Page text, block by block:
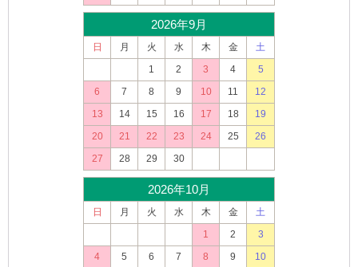
2026年9月
日 月 火 水 木 金
土
1
2 3 4
5
6
7 8 9 10 11
12
13
14 15 16 17 18
19
20
21 22 23 24 25
26
27
28 29 30
2026年10月
日 月 火 水 木 金
土
1
2
3
4
5 6 7 8 9
10